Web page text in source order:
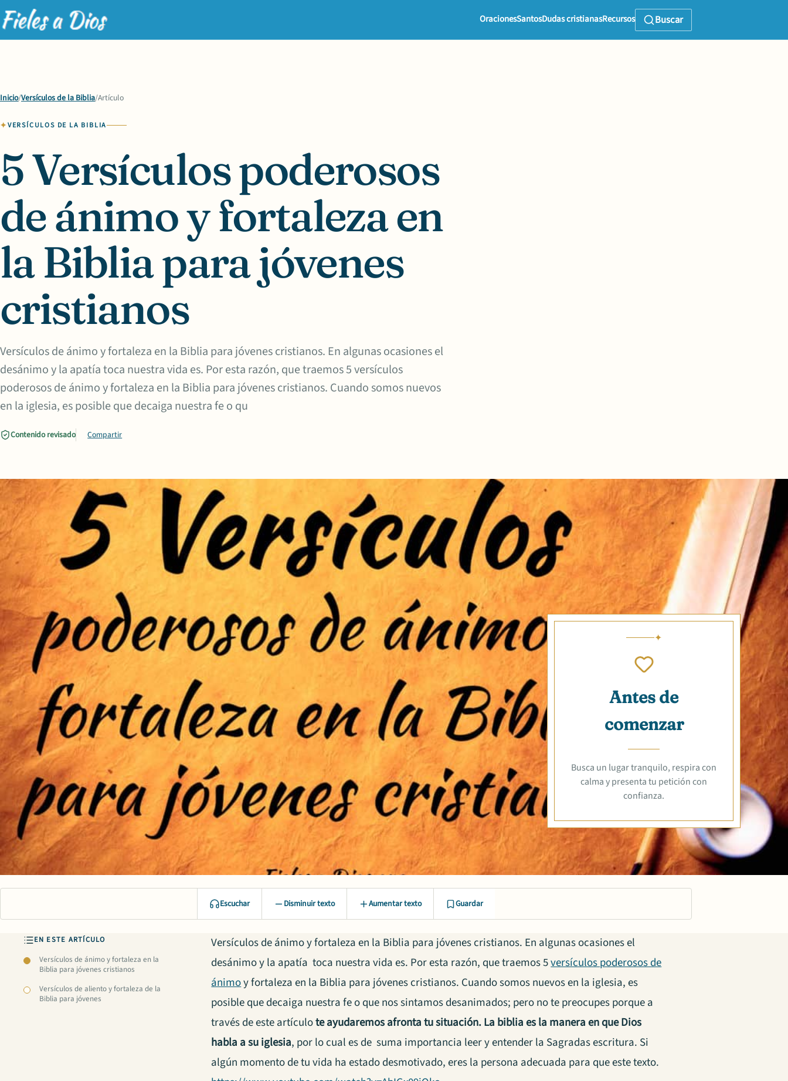
OracionesSantosDudas cristianasRecursos Buscar
Inicio/Versículos de la Biblia/Artículo
VERSÍCULOS DE LA BIBLIA
5 Versículos poderosos
de ánimo y fortaleza en
la Biblia para jóvenes
cristianos
Versículos de ánimo y fortaleza en la Biblia para jóvenes cristianos. En algunas ocasiones el
desánimo y la apatía toca nuestra vida es. Por esta razón, que traemos 5 versículos
poderosos de ánimo y fortaleza en la Biblia para jóvenes cristianos. Cuando somos nuevos
en la iglesia, es posible que decaiga nuestra fe o qu
Contenido revisado Compartir
Antes de
comenzar
Busca un lugar tranquilo, respira con
calma y presenta tu petición con
confianza.
Escuchar Disminuir texto Aumentar texto Guardar
EN ESTE ARTÍCULO
Versículos de ánimo y fortaleza en la
Biblia para jóvenes cristianos
Versículos de aliento y fortaleza de la
Biblia para jóvenes
Versículos de ánimo y fortaleza en la Biblia para jóvenes cristianos. En algunas ocasiones el
desánimo y la apatía toca nuestra vida es. Por esta razón, que traemos 5versículos poderosos de
ánimoy fortaleza en la Biblia para jóvenes cristianos. Cuando somos nuevos en la iglesia, es
posible que decaiga nuestra fe o que nos sintamos desanimados; pero no te preocupes porque a
través de este artículote ayudaremos afronta tu situación.La biblia es la manera en que Dios
habla a su iglesia, por lo cual es de suma importancia leer y entender la Sagradas escritura. Si
algún momento de tu vida ha estado desmotivado, eres la persona adecuada para que este texto.